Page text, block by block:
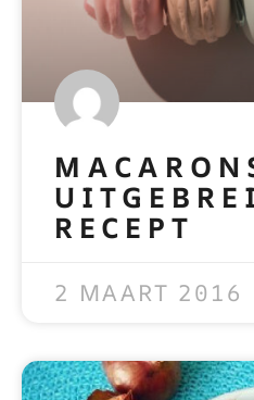
RECEPT
2 MAART 2016